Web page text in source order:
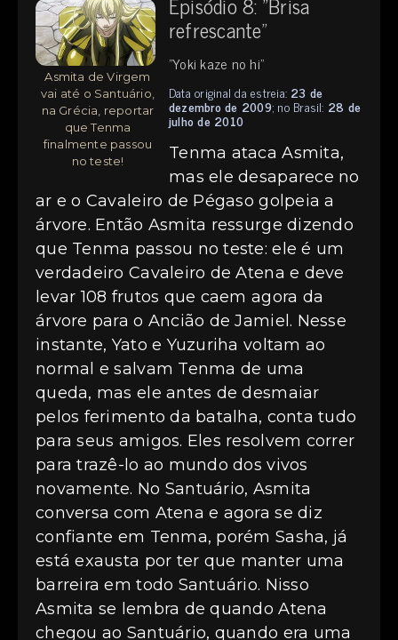
Asmita de Virgem
vai até o Santuário,
na Grécia, reportar
que Tenma
finalmente passou
no teste!
refrescante"
"Yoki kaze no hi"
Data original da estreia: 23 de
dezembro de 2009; no Brasil: 28 de
julho de 2010
Tenma ataca Asmita,
mas ele desaparece no
ar e o Cavaleiro de Pégaso golpeia a
árvore. Então Asmita ressurge dizendo
que Tenma passou no teste: ele é um
verdadeiro Cavaleiro de Atena e deve
levar 108 frutos que caem agora da
árvore para o Ancião de Jamiel. Nesse
instante, Yato e Yuzuriha voltam ao
normal e salvam Tenma de uma
queda, mas ele antes de desmaiar
pelos ferimento da batalha, conta tudo
para seus amigos. Eles resolvem correr
para trazê-lo ao mundo dos vivos
novamente. No Santuário, Asmita
conversa com Atena e agora se diz
confiante em Tenma, porém Sasha, já
está exausta por ter que manter uma
barreira em todo Santuário. Nisso
Asmita se lembra de quando Atena
chegou ao Santuário, quando era uma